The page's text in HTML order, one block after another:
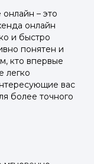
– это
онлайн
и быстро
понятен и
кто впервые
легко
вас
более точного